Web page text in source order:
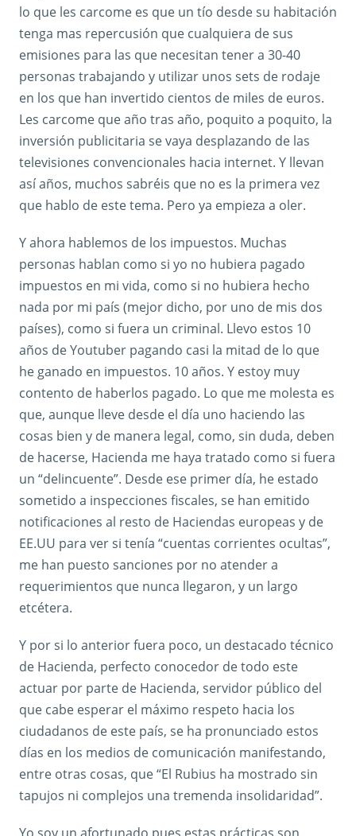
lo que les carcome es que un tío desde su habitación
tenga mas repercusión que cualquiera de sus
emisiones para las que necesitan tener a 30-40
personas trabajando y utilizar unos sets de rodaje
en los que han invertido cientos de miles de euros.
Les carcome que año tras año, poquito a poquito, la
inversión publicitaria se vaya desplazando de las
televisiones convencionales hacia internet. Y llevan
así años, muchos sabréis que no es la primera vez
que hablo de este tema. Pero ya empieza a oler.
Y ahora hablemos de los impuestos. Muchas
personas hablan como si yo no hubiera pagado
impuestos en mi vida, como si no hubiera hecho
nada por mi país (mejor dicho, por uno de mis dos
países), como si fuera un criminal. Llevo estos 10
años de Youtuber pagando casi la mitad de lo que
he ganado en impuestos. 10 años. Y estoy muy
contento de haberlos pagado. Lo que me molesta es
que, aunque lleve desde el día uno haciendo las
cosas bien y de manera legal, como, sin duda, deben
de hacerse, Hacienda me haya tratado como si fuera
un “delincuente”. Desde ese primer día, he estado
sometido a inspecciones fiscales, se han emitido
notificaciones al resto de Haciendas europeas y de
EE.UU para ver si tenía “cuentas corrientes ocultas”,
me han puesto sanciones por no atender a
requerimientos que nunca llegaron, y un largo
etcétera.
Y por si lo anterior fuera poco, un destacado técnico
de Hacienda, perfecto conocedor de todo este
actuar por parte de Hacienda, servidor público del
que cabe esperar el máximo respeto hacia los
ciudadanos de este país, se ha pronunciado estos
días en los medios de comunicación manifestando,
entre otras cosas, que “El Rubius ha mostrado sin
tapujos ni complejos una tremenda insolidaridad”.